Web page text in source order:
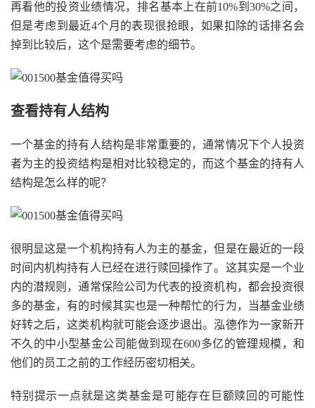
再看他的投资业绩情况，排名基本上在前10%到30%之间，
但是考虑到最近4个月的表现很抢眼，如果扣除的话排名会
掉到比较后，这个是需要考虑的细节。
查看持有人结构
一个基金的持有人结构是非常重要的，通常情况下个人投资
者为主的投资结构是相对比较稳定的，而这个基金的持有人
结构是怎么样的呢？
很明显这是一个机构持有人为主的基金，但是在最近的一段
时间内机构持有人已经在进行赎回操作了。这其实是一个业
内的潜规则，通常保险公司为代表的投资机构，都会投资很
多的基金，有的时候其实也是一种帮忙的行为，当基金业绩
好转之后，这类机构就可能会逐步退出。泓德作为一家新开
不久的中小型基金公司能做到现在600多亿的管理规模，和
他们的员工之前的工作经历密切相关。
特别提示一点就是这类基金是可能存在巨额赎回的可能性